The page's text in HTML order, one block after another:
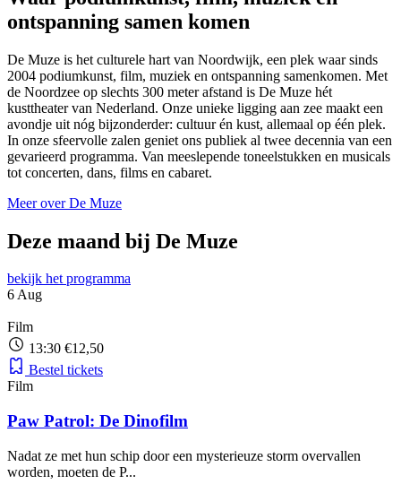
ontspanning samen komen
De Muze is het culturele hart van Noordwijk, een plek waar sinds
2004 podiumkunst, film, muziek en ontspanning samenkomen. Met
de Noordzee op slechts 300 meter afstand is De Muze hét
kusttheater van Nederland. Onze unieke ligging aan zee maakt een
avondje uit nóg bijzonderder: cultuur én kust, allemaal op één plek.
In onze sfeervolle zalen geniet ons publiek al twee decennia van een
gevarieerd programma. Van meeslepende toneelstukken en musicals
tot concerten, dans, films en cabaret.
Meer over De Muze
Deze maand bij De Muze
bekijk het programma
6Aug
Film
13:30 €12,50
Bestel tickets
Film
Paw Patrol: De Dinofilm
Nadat ze met hun schip door een mysterieuze storm overvallen
worden, moeten de P...